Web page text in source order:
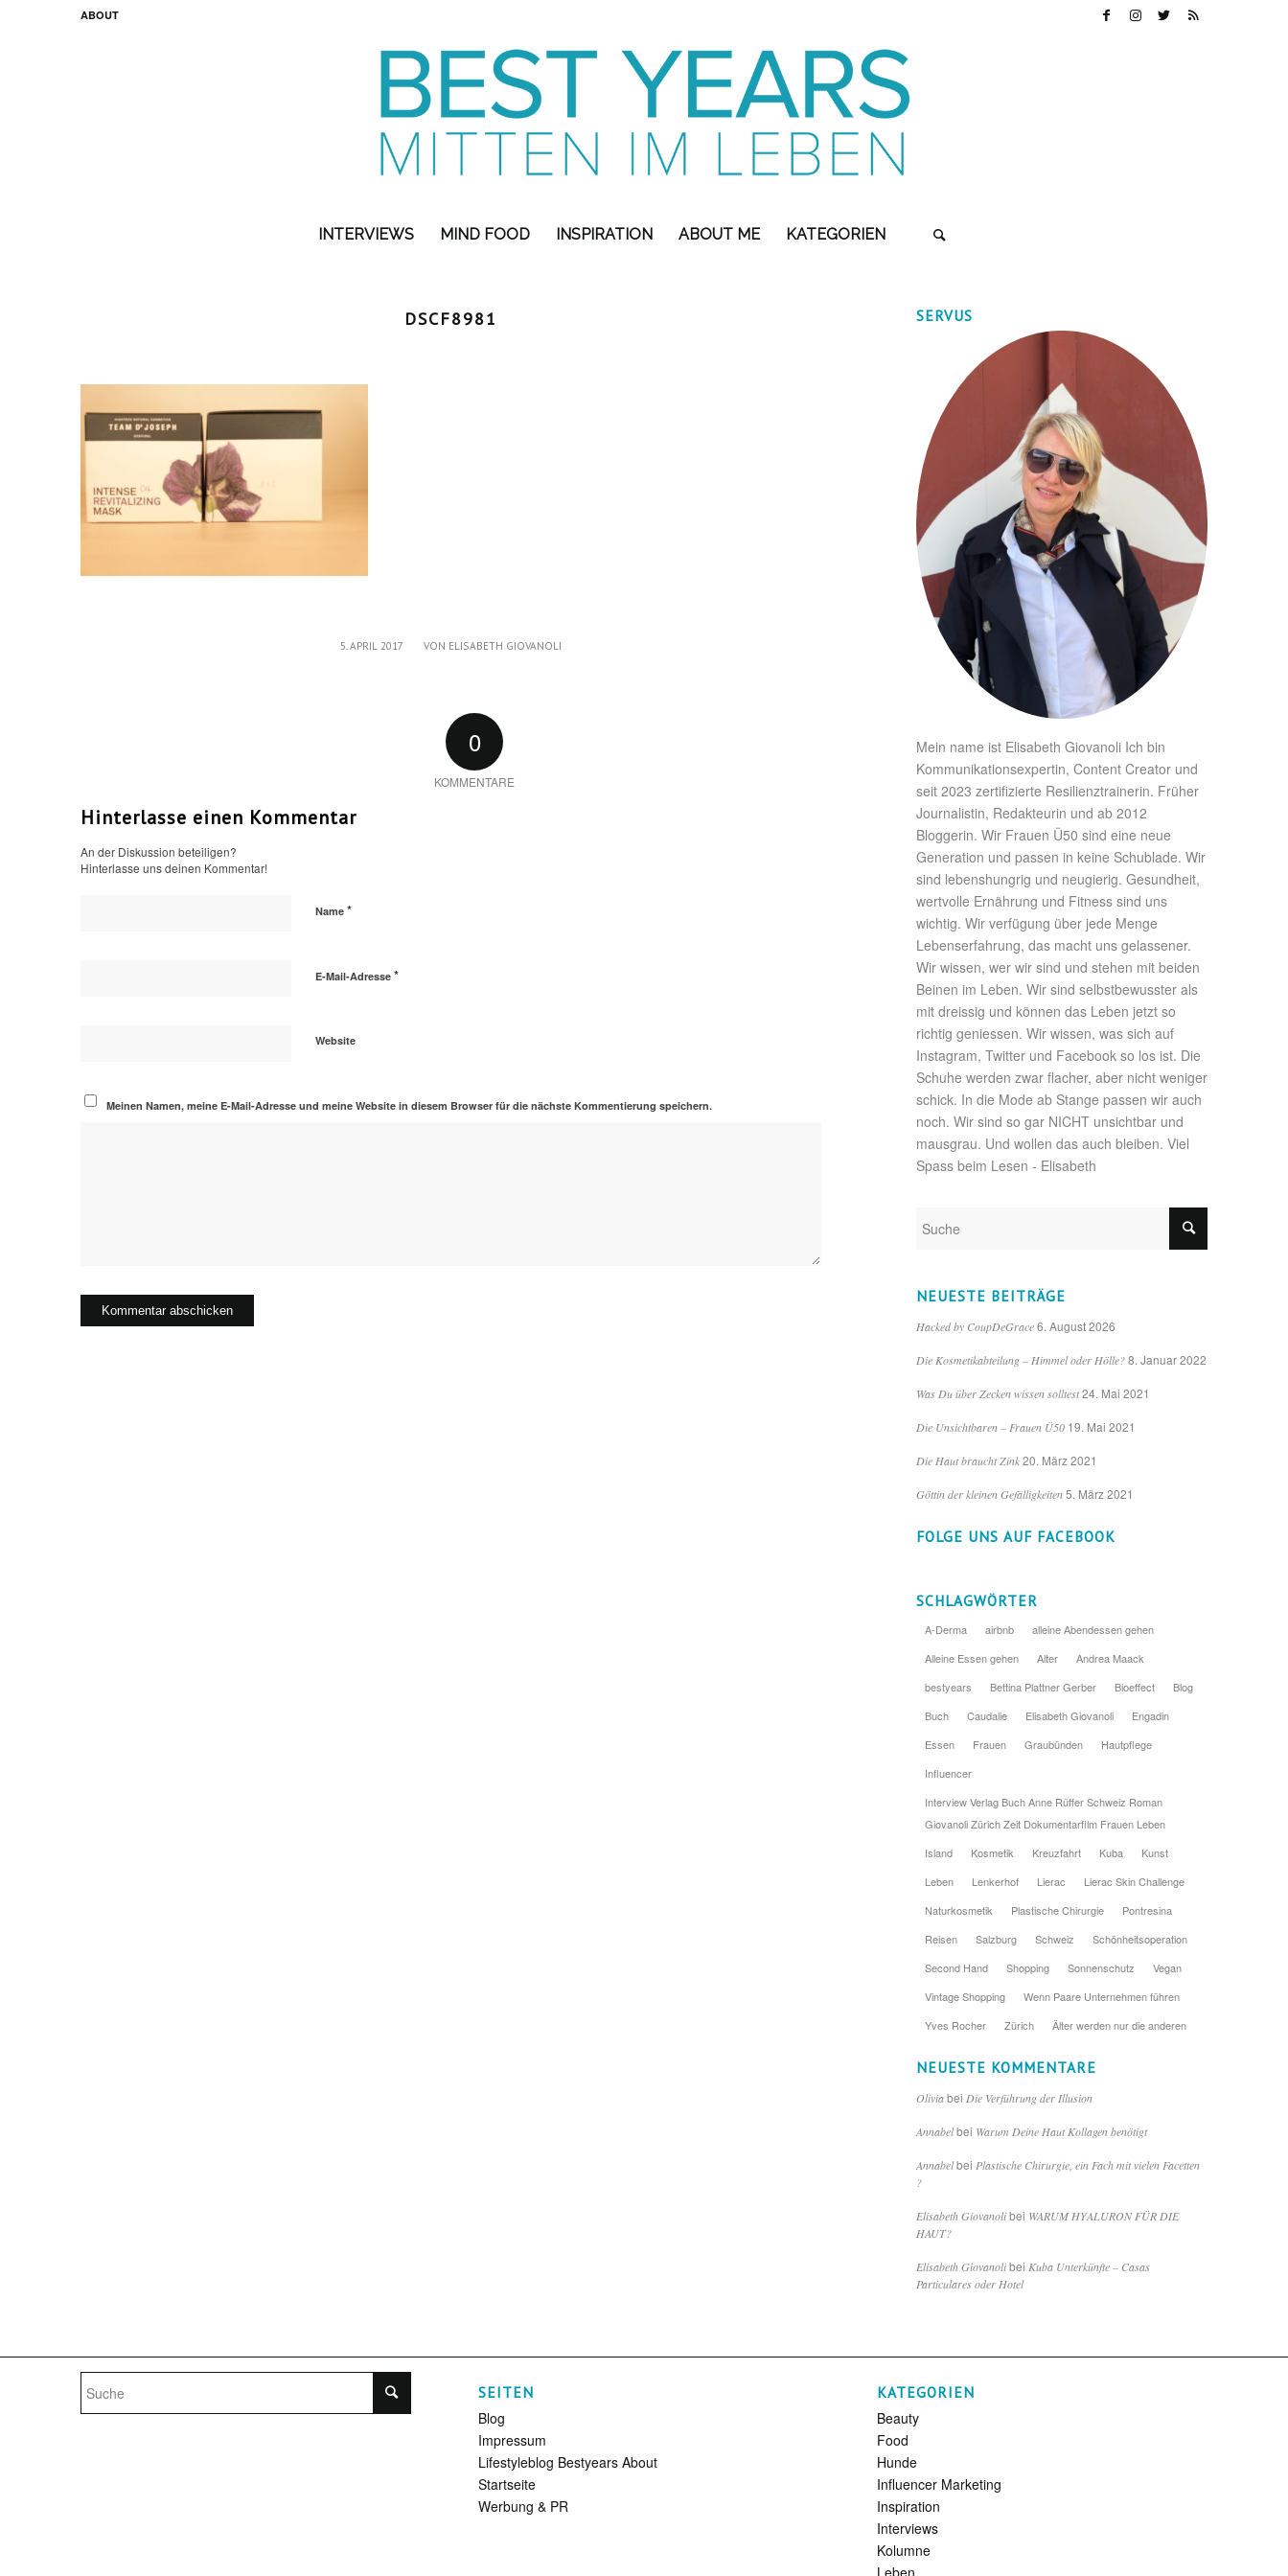
ABOUT
INTERVIEWS MIND FOOD INSPIRATION ABOUT ME KATEGORIEN
DSCF8981
5. APRIL 2017
/ VON ELISABETH GIOVANOLI
0
KOMMENTARE
Hinterlasse einen Kommentar
An der Diskussion beteiligen?
Hinterlasse uns deinen Kommentar!
Name *
E-Mail-Adresse *
Website
Meinen Namen, meine E-Mail-Adresse und meine Website in diesem Browser für die nächste Kommentierung speichern.
SERVUS
Mein name ist Elisabeth Giovanoli Ich bin
Kommunikationsexpertin, Content Creator und
seit 2023 zertifizierte Resilienztrainerin. Früher
Journalistin, Redakteurin und ab 2012
Bloggerin. Wir Frauen Ü50 sind eine neue
Generation und passen in keine Schublade. Wir
sind lebenshungrig und neugierig. Gesundheit,
wertvolle Ernährung und Fitness sind uns
wichtig. Wir verfügung über jede Menge
Lebenserfahrung, das macht uns gelassener.
Wir wissen, wer wir sind und stehen mit beiden
Beinen im Leben. Wir sind selbstbewusster als
mit dreissig und können das Leben jetzt so
richtig geniessen. Wir wissen, was sich auf
Instagram, Twitter und Facebook so los ist. Die
Schuhe werden zwar flacher, aber nicht weniger
schick. In die Mode ab Stange passen wir auch
noch. Wir sind so gar NICHT unsichtbar und
mausgrau. Und wollen das auch bleiben. Viel
Spass beim Lesen - Elisabeth
NEUESTE BEITRÄGE
Hacked by CoupDeGrace 6. August 2026
Die Kosmetikabteilung – Himmel oder Hölle? 8. Januar 2022
Was Du über Zecken wissen solltest 24. Mai 2021
Die Unsichtbaren – Frauen Ü50 19. Mai 2021
Die Haut braucht Zink 20. März 2021
Göttin der kleinen Gefälligkeiten 5. März 2021
FOLGE UNS AUF FACEBOOK
SCHLAGWÖRTER
A-Derma airbnb
alleine Abendessen gehen
Alleine Essen gehen
Alter
Andrea Maack
bestyears
Bettina Plattner Gerber Bioeffect
Blog
Buch
Caudalie Elisabeth Giovanoli
Engadin
Essen
Frauen Graubünden
Hautpflege
Influencer
Interview Verlag Buch Anne Rüffer Schweiz Roman
Giovanoli Zürich Zeit Dokumentarfilm Frauen Leben
Island
Kosmetik Kreuzfahrt Kuba
Kunst
Leben
Lenkerhof Lierac
Lierac Skin Challenge
Naturkosmetik
Plastische Chirurgie
Pontresina
Reisen
Salzburg Schweiz
Schönheitsoperation
Second Hand
Shopping Sonnenschutz
Vegan
Vintage Shopping
Wenn Paare Unternehmen führen
Yves Rocher
Zürich Älter werden nur die anderen
NEUESTE KOMMENTARE
Oliviabei Die Verführung der Illusion
Annabelbei Warum Deine Haut Kollagen benötigt
Annabelbei Plastische Chirurgie, ein Fach mit vielen Facetten
?
Elisabeth Giovanolibei WARUM HYALURON FÜR DIE
HAUT?
Elisabeth Giovanolibei Kuba Unterkünfte – Casas
Particulares oder Hotel
SEITEN
Blog
Impressum
Lifestyleblog Bestyears About
Startseite
Werbung & PR
KATEGORIEN
Beauty
Food
Hunde
Influencer Marketing
Inspiration
Interviews
Kolumne
Leben